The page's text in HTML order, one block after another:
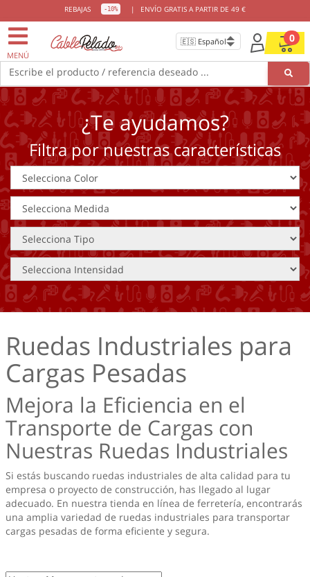
REBAJAS -10% | ENVÍO GRATIS A PARTIR DE 49 €
MENÚ
0
Escribe el producto / referencia deseado ...
¿Te ayudamos?
Filtra por nuestras características
Ruedas Industriales para
Cargas Pesadas
Mejora la Eficiencia en el
Transporte de Cargas con
Nuestras Ruedas Industriales
Si estás buscando ruedas industriales de alta calidad para tu
empresa o proyecto de construcción, has llegado al lugar
adecuado. En nuestra tienda en línea de ferretería, encontrarás
una amplia variedad de ruedas industriales para transportar
cargas pesadas de forma eficiente y segura.